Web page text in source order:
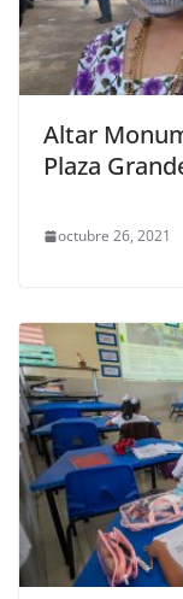
Altar
Plaza
octubre 26, 2021